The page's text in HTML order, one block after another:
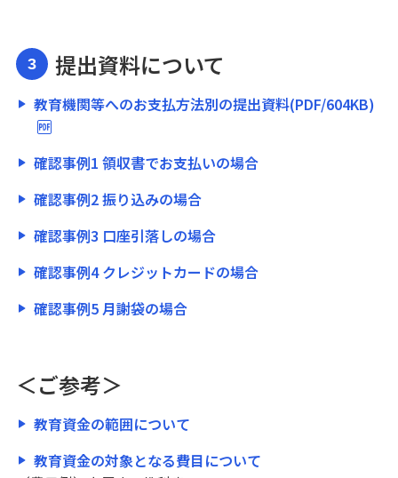
生命保険
相続手続きのお手伝い
財産を残すために
「相続・遺言」講座
資料請求
保険募集指針
不動産
仲介・コンサルティング
3 提出資料について
教育機関等へのお支払方法別の提出資料(PDF/604KB)
確認事例1 領収書でお支払いの場合
確認事例2 振り込みの場合
確認事例3 口座引落しの場合
確認事例4 クレジットカードの場合
確認事例5 月謝袋の場合
＜ご参考＞
教育資金の範囲について
教育資金の対象となる費目について